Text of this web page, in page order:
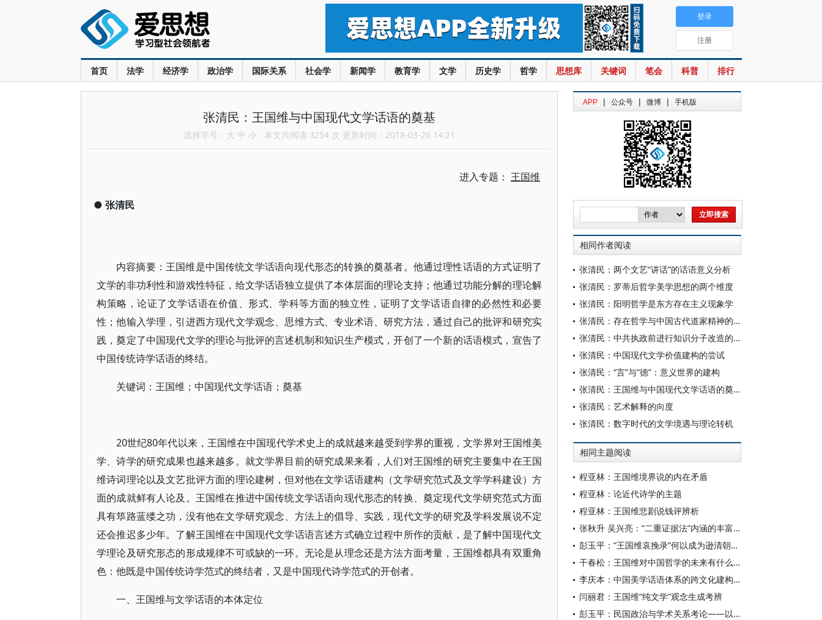
首页 法学 经济学 政治学 国际关系 社会学 新闻学 教育学 文学 历史学 哲学 思想库 关键词 笔会 科普 排行
登录
注册
张清民：王国维与中国现代文学话语的奠基
选择字号： 大 中 小 本文共阅读 3254 次 更新时间：2018-03-26 14:21
进入专题： 王国维
● 张清民
内容摘要：王国维是中国传统文学话语向现代形态的转换的奠基者。他通过理性话语的方式证明了
文学的非功利性和游戏性特征，给文学话语独立提供了本体层面的理论支持；他通过功能分解的理论解
构策略，论证了文学话语在价值、形式、学科等方面的独立性，证明了文学话语自律的必然性和必要
性；他输入学理，引进西方现代文学观念、思维方式、专业术语、研究方法，通过自己的批评和研究实
践，奠定了中国现代文学的理论与批评的言述机制和知识生产模式，开创了一个新的话语模式，宣告了
中国传统诗学话语的终结。
关键词：王国维；中国现代文学话语；奠基
20世纪80年代以来，王国维在中国现代学术史上的成就越来越受到学界的重视，文学界对王国维美
学、诗学的研究成果也越来越多。就文学界目前的研究成果来看，人们对王国维的研究主要集中在王国
维诗词理论以及文艺批评方面的理论建树，但对他在文学话语建构（文学研究范式及文学学科建设）方
面的成就鲜有人论及。王国维在推进中国传统文学话语向现代形态的转换、奠定现代文学研究范式方面
具有筚路蓝缕之功，没有他在文学研究观念、方法上的倡导、实践，现代文学的研究及学科发展说不定
还会推迟多少年。了解王国维在中国现代文学话语言述方式确立过程中所作的贡献，是了解中国现代文
学理论及研究形态的形成规律不可或缺的一环。无论是从理念还是方法方面考量，王国维都具有双重角
色：他既是中国传统诗学范式的终结者，又是中国现代诗学范式的开创者。
一、王国维与文学话语的本体定位
APP | 公众号 | 微博 | 手机版
相同作者阅读
张清民：两个文艺“讲话”的话语意义分析
张清民：罗蒂后哲学美学思想的两个维度
张清民：阳明哲学是东方存在主义现象学
张清民：存在哲学与中国古代道家精神的遇合
张清民：中共执政前进行知识分子改造的文化言路分析
张清民：中国现代文学价值建构的尝试
张清民：“言”与“德”：意义世界的建构
张清民：王国维与中国现代文学话语的奠基
张清民：艺术解释的向度
张清民：数字时代的文学境遇与理论转机
相同主题阅读
程亚林：王国维境界说的内在矛盾
程亚林：论近代诗学的主题
程亚林：王国维悲剧说钱评辨析
张秋升 吴兴亮：“二重证据法”内涵的丰富发展及其备受关注的原因探析
彭玉平：“王国维哀挽录”何以成为逊清朝廷的政治斗争实录？
干春松：王国维对中国哲学的未来有什么构想？
李庆本：中国美学话语体系的跨文化建构——谈王国维的悲剧论、意境说及古雅论
闫丽君：王国维“纯文学”观念生成考辨
彭玉平：民国政治与学术关系考论——以罗振玉为中心兼及其与王国维之关系